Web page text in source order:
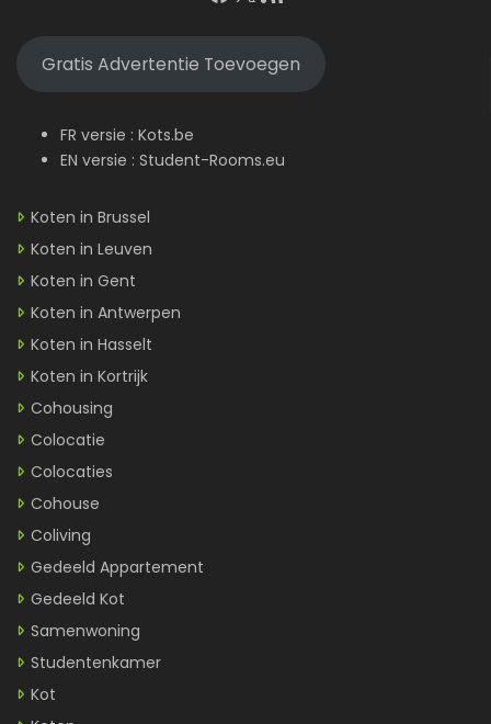
Gratis Advertentie Toevoegen
FR versie : Kots.be
EN versie : Student-Rooms.eu
Koten in Brussel
Koten in Leuven
Koten in Gent
Koten in Antwerpen
Koten in Hasselt
Koten in Kortrijk
Cohousing
Colocatie
Colocaties
Cohouse
Coliving
Gedeeld Appartement
Gedeeld Kot
Samenwoning
Studentenkamer
Kot